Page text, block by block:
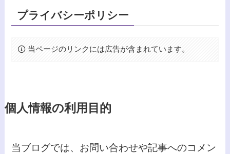
プライバシーポリシー
当ページのリンクには広告が含まれています。
個人情報の利用目的
当ブログでは、お問い合わせや記事へのコメン